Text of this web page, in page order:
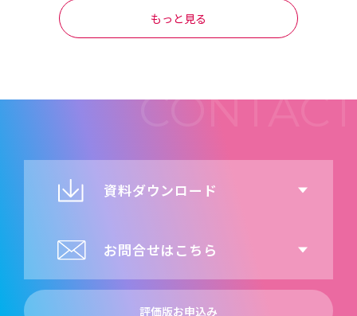
もっと見る
資料ダウンロード
お問合せはこちら
評価版お申込み